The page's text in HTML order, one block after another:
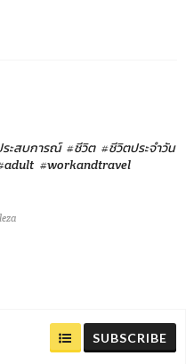
ะสบการณ์ #ชีวิต #ชีวิตประจำวัน
#workandtravel
SUBSCRIBE